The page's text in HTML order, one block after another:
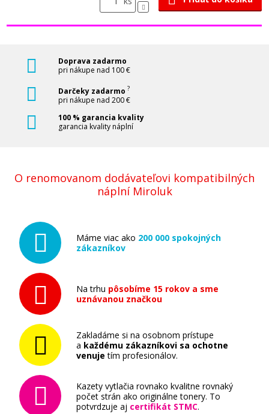
Doprava zadarmo
pri nákupe nad 100 €
Darčeky zadarmo ?
pri nákupe nad 200 €
100 % garancia kvality
garancia kvality náplní
O renomovanom dodávateľovi kompatibilných
náplní Miroluk
Máme viac ako 200 000 spokojných
zákazníkov
Na trhu pôsobíme 15 rokov a sme
uznávanou značkou
Zakladáme si na osobnom prístupe
a každému zákazníkovi sa ochotne
venuje tím profesionálov.
Kazety vytlačia rovnako kvalitne rovnaký
počet strán ako originálne tonery. To
potvrdzuje aj certifikát STMC.